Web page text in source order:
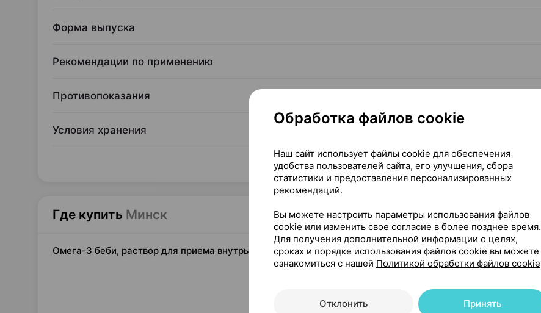
Форма выпуска
Рекомендации по применению
Противопоказания
Условия хранения
Читать полностью
Где купить Минск
Омега-3 беби, раствор для приема внутрь [ампулы], 0.55 мл ×60, Полярис Россия
75
Обработка файлов cookie
Наш сайт использует файлы cookie для обеспечения
удобства пользователей сайта, его улучшения, сбора
статистики и предоставления персонализированных
рекомендаций.
Вы можете настроить параметры использования файлов
cookie или изменить свое согласие в более позднее время.
Для получения дополнительной информации о целях,
сроках и порядке использования файлов cookie вы можете
ознакомиться с нашей Политикой обработки файлов cookie
Отклонить Принять